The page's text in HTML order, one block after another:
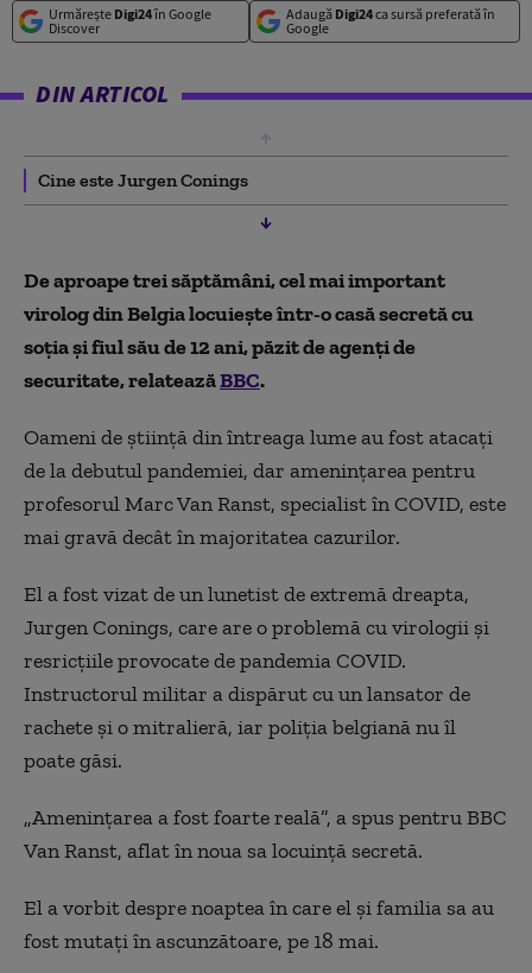
Urmărește Digi24în Google
Discover
Adaugă Digi24ca sursă preferată în
Google
DIN ARTICOL
Cine este Jurgen Conings
De aproape trei săptămâni, cel mai important
virolog din Belgia locuiește într-o casă secretă cu
soția și fiul său de 12 ani, păzit de agenți de
securitate, relateazăBBC.
Oameni de știință din întreaga lume au fost atacați
de la debutul pandemiei, dar amenințarea pentru
profesorul Marc Van Ranst, specialist în COVID, este
mai gravă decât în majoritatea cazurilor.
El a fost vizat de un lunetist de extremă dreapta,
Jurgen Conings, care are o problemă cu virologii și
resricțiile provocate de pandemia COVID.
Instructorul militar a dispărut cu un lansator de
rachete și o mitralieră, iar poliția belgiană nu îl
poate găsi.
„Amenințarea a fost foarte reală”, a spus pentru BBC
Van Ranst, aflat în noua sa locuință secretă.
El a vorbit despre noaptea în care el și familia sa au
fost mutați în ascunzătoare, pe 18 mai.